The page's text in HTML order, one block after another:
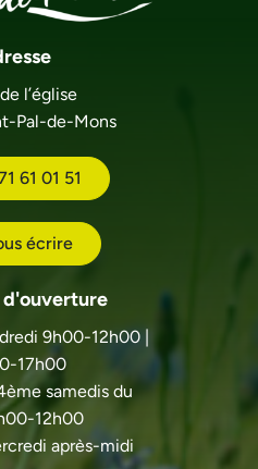
l’église
Pal-de-Mons
61 01 51
écrire
9h00-12h00 |
17h00
samedis du
12h00
après-midi